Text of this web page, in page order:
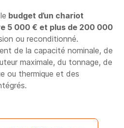
budget d’un chariot
5 000 € et plus de 200 000
ou reconditionné.
de la capacité nominale, de
maximale, du tonnage, de
ou thermique et des